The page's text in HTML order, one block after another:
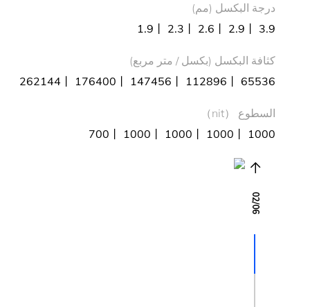
درجة البكسل (مم)
1.9丨 2.3丨 2.6丨 2.9丨 3.9
كثافة البكسل (بكسل / متر مربع)
262144丨 176400丨 147456丨 112896丨 65536
السطوع （nit）
700丨 1000丨 1000丨 1000丨 1000
02
/
06